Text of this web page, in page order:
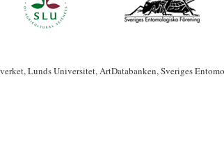
Lunds Universitet, ArtDatabanken, Sveriges